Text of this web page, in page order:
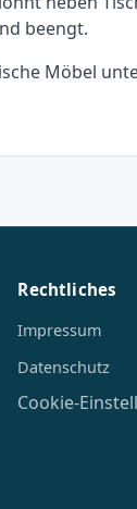
beengt.
Möbel
Rechtliches
Impressum
Datenschutz
Cookie-